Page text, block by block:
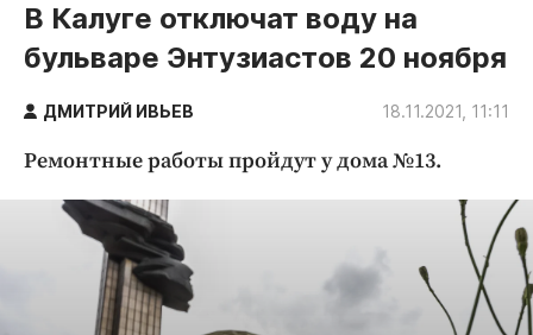
Новости компаний
Статьи
Народные новости
Авто и транспорт
Благоустройство
Криминал
Культура
Недвижимость и ЖКХ
Образование
В Калуге отключат воду на
бульваре Энтузиастов 20 ноября
ДМИТРИЙ ИВЬЕВ 18.11.2021, 11:11
Ремонтные работы пройдут у дома №13.